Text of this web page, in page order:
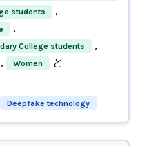
students ,
,
College students ,
, Women と
Deepfake technology